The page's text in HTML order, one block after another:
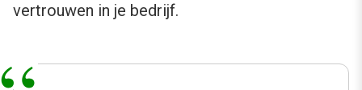
vertrouwen in je bedrijf.